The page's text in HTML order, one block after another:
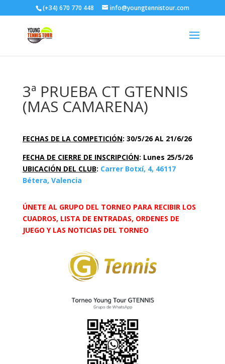
(+34) 670 770 448 info@youngtennistour.com
3ª PRUEBA CT GTENNIS
(MAS CAMARENA)
FECHAS DE LA COMPETICIÓN: 30/5/26 AL 21/6/26
FECHA DE CIERRE DE INSCRIPCIÓN: Lunes 25/5/26
UBICACIÓN DEL CLUB: Carrer Botxí, 4, 46117
Bétera, Valencia
ÚNETE AL GRUPO DEL TORNEO PARA RECIBIR LOS
CUADROS, LISTA DE ENTRADAS, ORDENES DE
JUEGO Y LAS NOTICIAS DEL TORNEO